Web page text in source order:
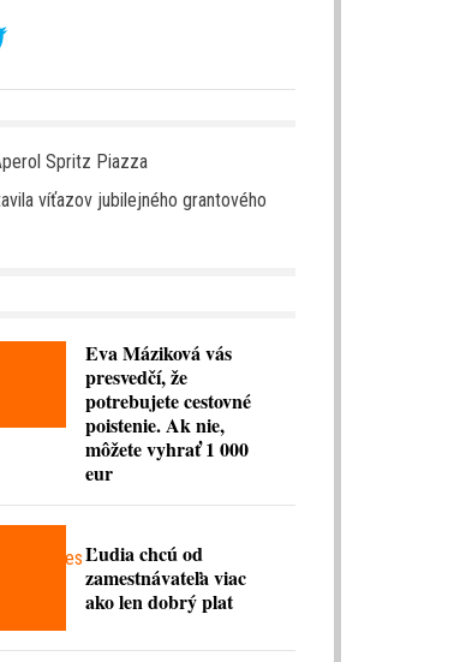
Spritz Piazza
víťazov jubilejného grantového
Eva Máziková vás
presvedčí, že
potrebujete cestovné
poistenie. Ak nie,
môžete vyhrať 1 000
eur
Ľudia chcú od
zamestnávateľa viac
ako len dobrý plat